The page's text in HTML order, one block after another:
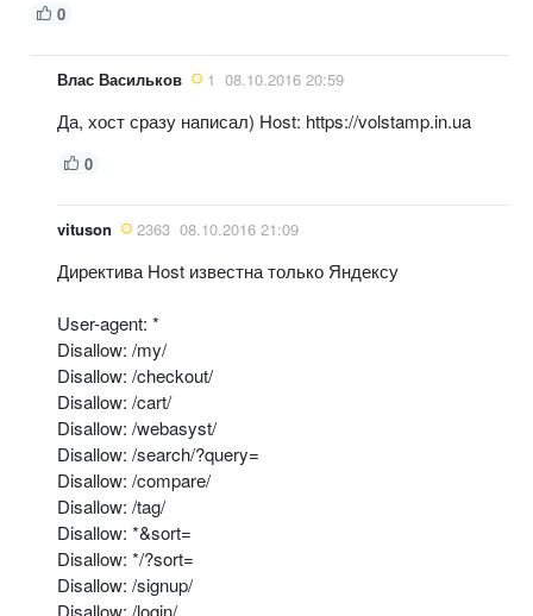
0
Влас Васильков 1 08.10.2016 20:59
Да, хост сразу написал) Host: https://volstamp.in.ua
0
vituson 2363 08.10.2016 21:09
Директива Host известна только Яндексу
User-agent: *
Disallow: /my/
Disallow: /checkout/
Disallow: /cart/
Disallow: /webasyst/
Disallow: /search/?query=
Disallow: /compare/
Disallow: /tag/
Disallow: *&sort=
Disallow: */?sort=
Disallow: /signup/
Disallow: /login/